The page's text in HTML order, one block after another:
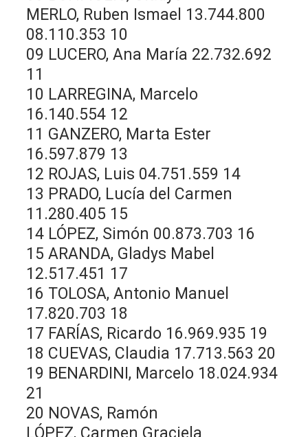
MERLO, Ruben Ismael 13.744.800
08.110.353 10
09 LUCERO, Ana María 22.732.692
11
10 LARREGINA, Marcelo
16.140.554 12
11 GANZERO, Marta Ester
16.597.879 13
12 ROJAS, Luis 04.751.559 14
13 PRADO, Lucía del Carmen
11.280.405 15
14 LÓPEZ, Simón 00.873.703 16
15 ARANDA, Gladys Mabel
12.517.451 17
16 TOLOSA, Antonio Manuel
17.820.703 18
17 FARÍAS, Ricardo 16.969.935 19
18 CUEVAS, Claudia 17.713.563 20
19 BENARDINI, Marcelo 18.024.934
21
20 NOVAS, Ramón
LÓPEZ, Carmen Graciela